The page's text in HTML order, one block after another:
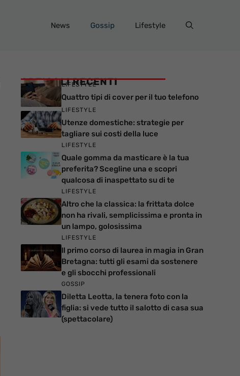
News Gossip Lifestyle
ARTICOLI RECENTI
LIFESTYLE
Quattro tipi di cover per il tuo telefono
LIFESTYLE
Utenze domestiche: strategie per
tagliare sui costi della luce
LIFESTYLE
Quale gomma da masticare è la tua
preferita? Scegline una e scopri
qualcosa di inaspettato su di te
LIFESTYLE
Altro che la classica: la frittata dolce
non ha rivali, semplicissima e pronta in
un lampo, golosissima
LIFESTYLE
Il primo corso di laurea in magia in Gran
Bretagna: tutti gli esami da sostenere
e gli sbocchi professionali
GOSSIP
Diletta Leotta, la tenera foto con la
figlia: si vede tutto il salotto di casa sua
(spettacolare)